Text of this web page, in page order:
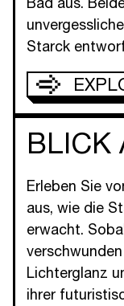
Starck
BLICK
Erleben Sie
aus, wie die
erwacht.
Lichterglanz
ihrer